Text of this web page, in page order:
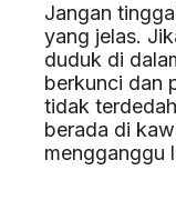
Jangan
yang jelas.
duduk di
berkunci dan
tidak
berada di
mengganggu